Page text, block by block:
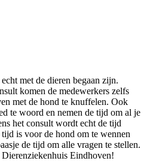
met de dieren begaan zijn.
komen de medewerkers zelfs
met de hond te knuffelen. Ook
te woord en nemen de tijd om al je
het consult wordt echt de tijd
is voor de hond om te wennen
de tijd om alle vragen te stellen.
Eindhoven!